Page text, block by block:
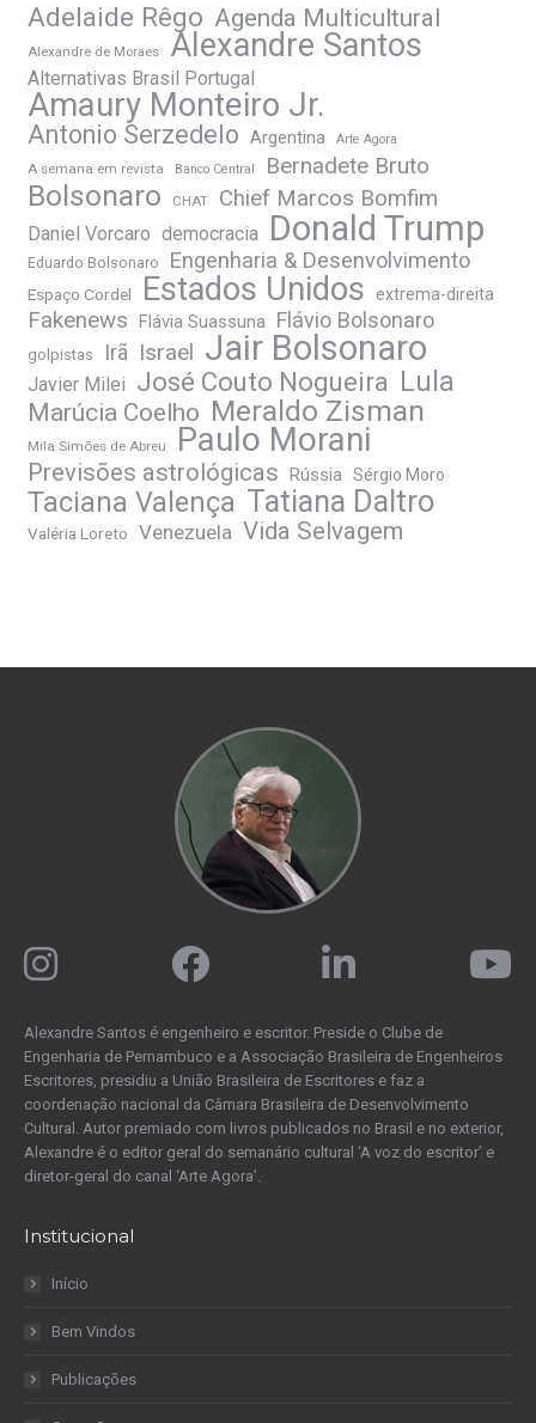
Adelaide Rêgo Agenda Multicultural
Alexandre de Moraes Alexandre Santos
Alternativas Brasil Portugal
Amaury Monteiro Jr.
Antonio Serzedelo Argentina Arte Agora
A semana em revista Banco Central Bernadete Bruto
Bolsonaro CHAT Chief Marcos Bomfim
Daniel Vorcaro democracia Donald Trump
Eduardo Bolsonaro Engenharia & Desenvolvimento
Espaço Cordel Estados Unidos extrema-direita
Fakenews Flávia Suassuna Flávio Bolsonaro
golpistas Irã Israel Jair Bolsonaro
Javier Milei José Couto Nogueira Lula
Marúcia Coelho Meraldo Zisman
Mila Simões de Abreu Paulo Morani
Previsões astrológicas Rússia Sérgio Moro
Taciana Valença Tatiana Daltro
Valéria Loreto Venezuela Vida Selvagem
Alexandre Santos é engenheiro e escritor. Preside o Clube de
Engenharia de Pernambuco e a Associação Brasileira de Engenheiros
Escritores, presidiu a União Brasileira de Escritores e faz a
coordenação nacional da Câmara Brasileira de Desenvolvimento
Cultural. Autor premiado com livros publicados no Brasil e no exterior,
Alexandre é o editor geral do semanário cultural ‘A voz do escritor’ e
diretor-geral do canal ‘Arte Agora’.
Institucional
Início
Bem Vindos
Publicações